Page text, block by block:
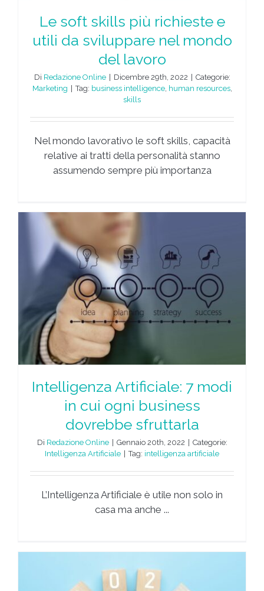
Le soft skills più richieste e
utili da sviluppare nel mondo
del lavoro
Di Redazione Online | Dicembre 29th, 2022 | Categorie:
Marketing | Tag: business intelligence, human resources,
skills
Nel mondo lavorativo le soft skills, capacità
relative ai tratti della personalità stanno
assumendo sempre più importanza
Intelligenza Artificiale: 7 modi
in cui ogni business
dovrebbe sfruttarla
Di Redazione Online | Gennaio 20th, 2022 | Categorie:
Intelligenza Artificiale | Tag: intelligenza artificiale
L’Intelligenza Artificiale è utile non solo in
casa ma anche ...